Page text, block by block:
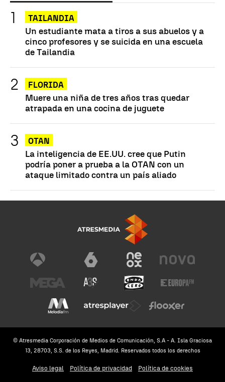
TAILANDIA
Un estudiante mata a tiros a sus abuelos y a
cinco profesores y se suicida en una escuela
de Tailandia
FLORIDA
Muere una niña de tres años tras quedar
atrapada en una cocina de juguete
OTAN
La inteligencia de EE.UU. cree que Putin
podría poner a prueba a la OTAN con un
ataque limitado contra un país aliado
© Atresmedia Corporación de Medios de Comunicación, S.A - A. Isla Graciosa
13, 28703, S.S. de los Reyes, Madrid. Reservados todos los derechos
Aviso legal Política de privacidad Política de cookies